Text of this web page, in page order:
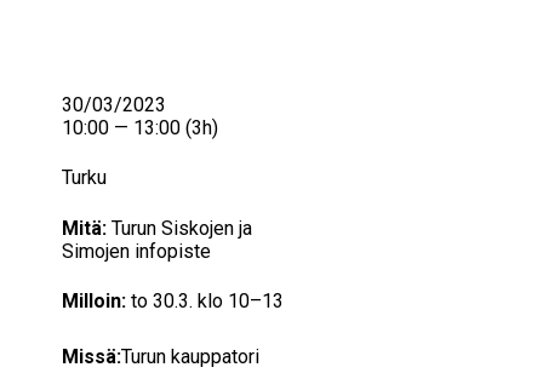
Mitä: Turun Siskojen ja
Simojen infopiste
Milloin: to 30.3. klo 10–13
Missä:Turun kauppatori
30/03/2023
10:00 — 13:00 (3h)
Turku